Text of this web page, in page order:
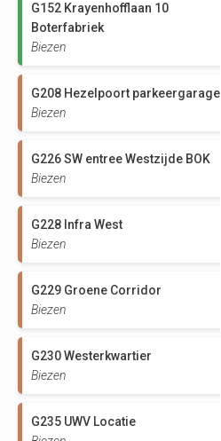
Part.ontw.
Passief
industrieterrein
Naar website
G152 Krayenhofflaan 10
Boterfabriek
Biezen
G208 Hezelpoort parkeergarage
Biezen
G226 SW entree Westzijde BOK
Biezen
G228 Infra West
Biezen
G229 Groene Corridor
Biezen
G230 Westerkwartier
Biezen
G235 UWV Locatie